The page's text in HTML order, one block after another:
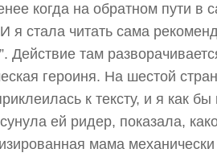
когда на обратном пути в
я стала читать сама
Действие там
героиня. На шестой
к тексту, и я как
ей ридер, показала,
мама